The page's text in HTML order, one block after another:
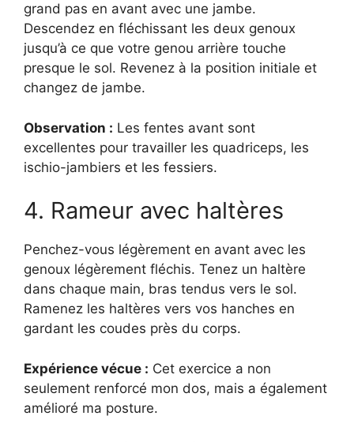
grand pas en avant avec une jambe.
Descendez en fléchissant les deux genoux
jusqu’à ce que votre genou arrière touche
presque le sol. Revenez à la position initiale et
changez de jambe.
Observation : Les fentes avant sont
excellentes pour travailler les quadriceps, les
ischio-jambiers et les fessiers.
4. Rameur avec haltères
Penchez-vous légèrement en avant avec les
genoux légèrement fléchis. Tenez un haltère
dans chaque main, bras tendus vers le sol.
Ramenez les haltères vers vos hanches en
gardant les coudes près du corps.
Expérience vécue : Cet exercice a non
seulement renforcé mon dos, mais a également
amélioré ma posture.